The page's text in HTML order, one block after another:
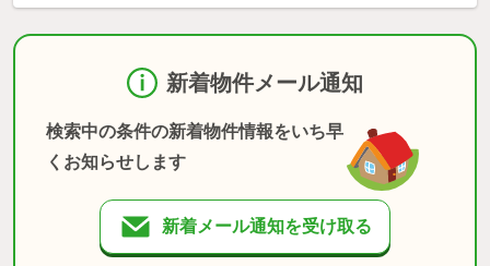
新着物件メール通知
検索中の条件の新着物件情報をいち早
くお知らせします
新着メール通知を受け取る